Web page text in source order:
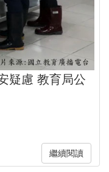
疑慮 教育局公
繼續閱讀